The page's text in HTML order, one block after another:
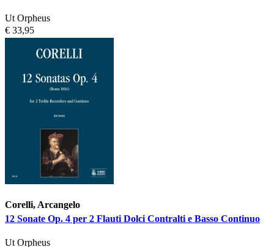
Ut Orpheus
€ 33,95
Corelli, Arcangelo
12 Sonate Op. 4 per 2 Flauti Dolci Contralti e Basso Continuo
Ut Orpheus